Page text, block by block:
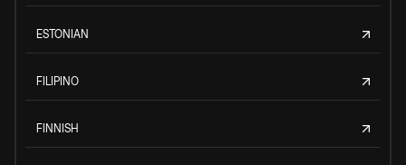
ESTONIAN
FILIPINO
FINNISH